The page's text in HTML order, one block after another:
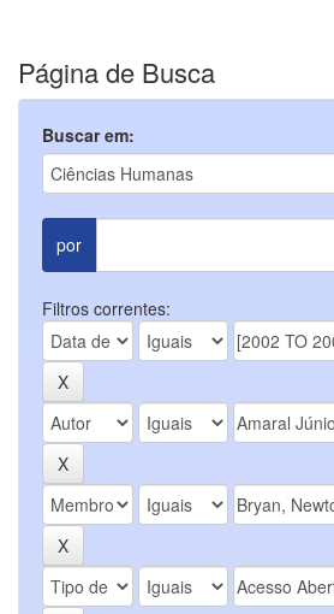
Página de Busca
Buscar em:
por
Filtros correntes: